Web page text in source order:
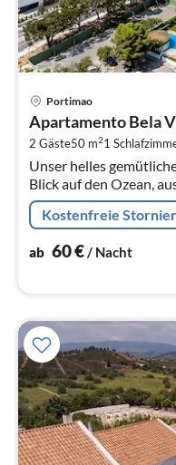
Portimao
Apartamento Bela
2 Gäste50 m21
Unser helles
Blick auf den Ozean,
Alltag braucht, ist eine
unbeschwerten entsp...
Kostenfreie
ab 60€/ Nacht